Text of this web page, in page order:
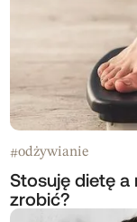
#odżywianie
Stosuję dietę a
zrobić?